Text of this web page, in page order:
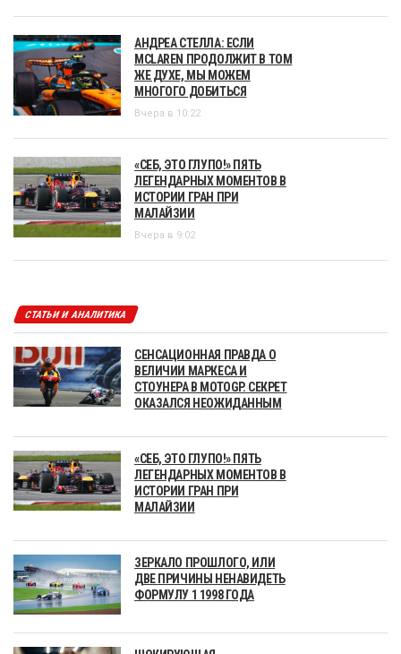
АНДРЕА СТЕЛЛА: ЕСЛИ
MCLAREN ПРОДОЛЖИТ В ТОМ
ЖЕ ДУХЕ, МЫ МОЖЕМ
МНОГОГО ДОБИТЬСЯ
Вчера в 10:22
«СЕБ, ЭТО ГЛУПО!» ПЯТЬ
ЛЕГЕНДАРНЫХ МОМЕНТОВ В
ИСТОРИИ ГРАН ПРИ
МАЛАЙЗИИ
Вчера в 9:02
СТАТЬИ И АНАЛИТИКА
СЕНСАЦИОННАЯ ПРАВДА О
ВЕЛИЧИИ МАРКЕСА И
СТОУНЕРА В MOTOGP. СЕКРЕТ
ОКАЗАЛСЯ НЕОЖИДАННЫМ
«СЕБ, ЭТО ГЛУПО!» ПЯТЬ
ЛЕГЕНДАРНЫХ МОМЕНТОВ В
ИСТОРИИ ГРАН ПРИ
МАЛАЙЗИИ
ЗЕРКАЛО ПРОШЛОГО, ИЛИ
ДВЕ ПРИЧИНЫ НЕНАВИДЕТЬ
ФОРМУЛУ 1 1998 ГОДА